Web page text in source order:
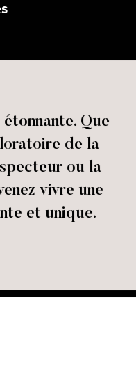
Que
de la
ou la
vivre une
et unique.